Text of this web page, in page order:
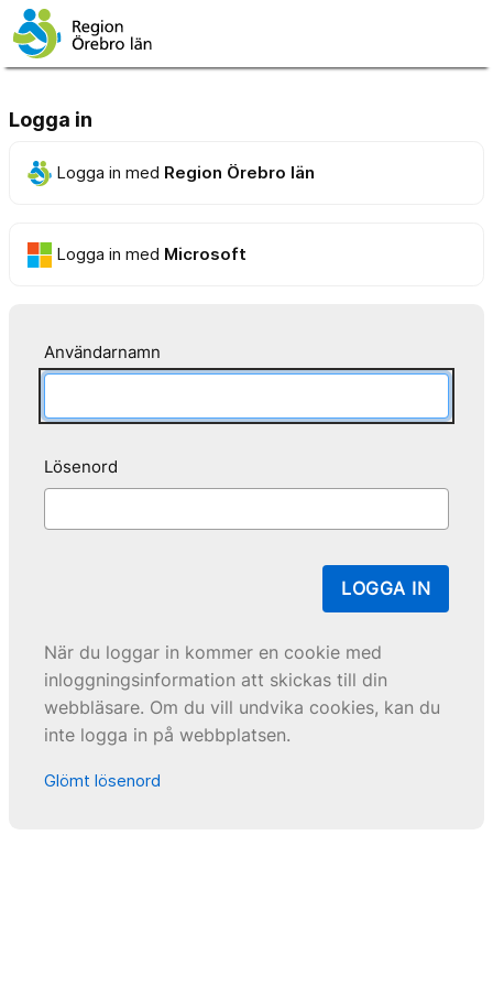
Logga in
Logga in med Region Örebro län
Logga in med Microsoft
Användarnamn
Lösenord
LOGGA IN
När du loggar in kommer en cookie med
inloggningsinformation att skickas till din
webbläsare. Om du vill undvika cookies, kan du
inte logga in på webbplatsen.
Glömt lösenord